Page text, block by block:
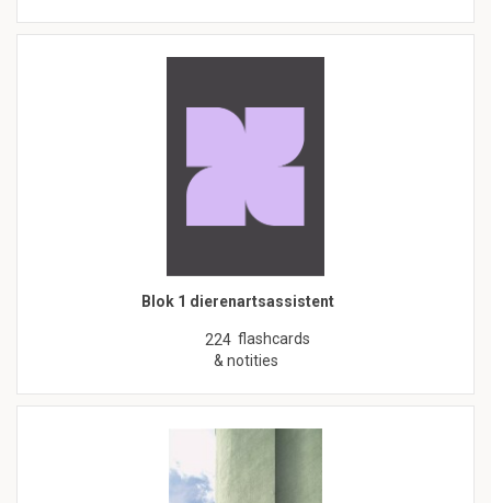
Blok 1 dierenartsassistent
224 flashcards
& notities